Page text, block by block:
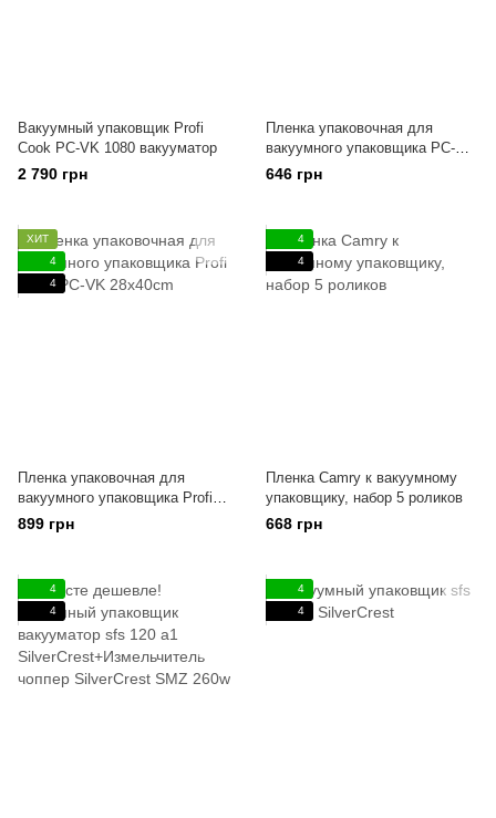
Вакуумный упаковщик Profi
Cook PC-VK 1080 вакууматор
2 790 грн
Пленка упаковочная для
вакуумного упаковщика PC-VK
1080 22*30см
646 грн
ХИТ
4
4
Пленка упаковочная для
вакуумного упаковщика Profi
Cook PC-VK 28x40cm
899 грн
4
4
Пленка Camry к вакуумному
упаковщику, набор 5 роликов
668 грн
4
4
4
4